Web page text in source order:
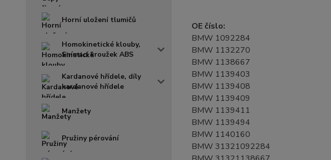
Horní uložení tlumičů
Homokinetické klouby,
Snímací kroužek ABS
Kardanové hřídele, díly
kardanové hřídele
Manžety
Pružiny pérování
OE číslo:
BMW 1092284
BMW 1132270
BMW 1138667
BMW 1139403
BMW 1139408
BMW 1139409
BMW 1139411
BMW 1139494
BMW 1140160
BMW 31321092284